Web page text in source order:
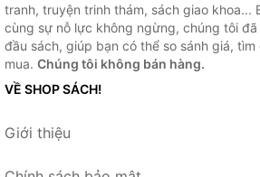
tranh, truyện trinh thám, sách giao khoa...
cùng sự nỗ lực không ngừng, chúng tôi
đầu sách, giúp bạn có thể so sánh giá,
mua. Chúng tôi không bán hàng.
VỀ SHOP SÁCH!
Giới thiệu